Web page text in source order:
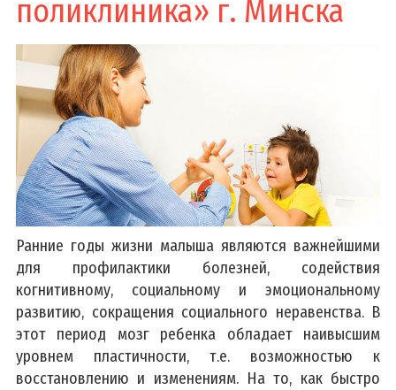
поликлиника» г. Минска
Ранние годы жизни малыша являются важнейшими
для профилактики болезней, содействия
когнитивному, социальному и эмоциональному
развитию, сокращения социального неравенства. В
этот период мозг ребенка обладает наивысшим
уровнем пластичности, т.е. возможностью к
восстановлению и изменениям. На то, как быстро